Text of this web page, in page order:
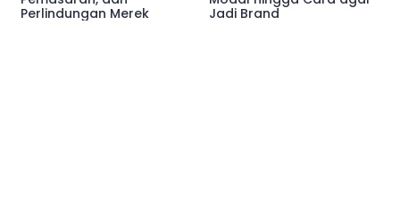
Perlindungan Merek
Jadi Brand